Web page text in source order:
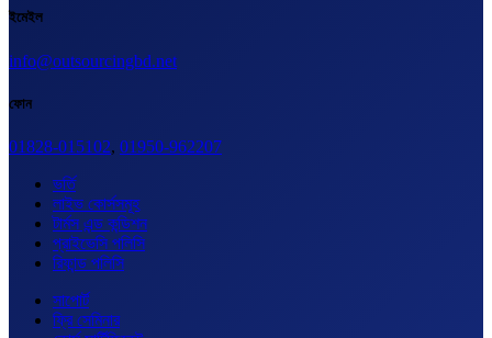
ইমেইল
info@outsourcingbd.net
ফোন
01828-015102, 01950-962207
ভর্তি
লাইভ কোর্সসমূহ
টার্মস এন্ড কন্ডিশন
প্রাইভেসি পলিসি
রিফান্ড পলিসি
সাপোর্ট
ফ্রি সেমিনার